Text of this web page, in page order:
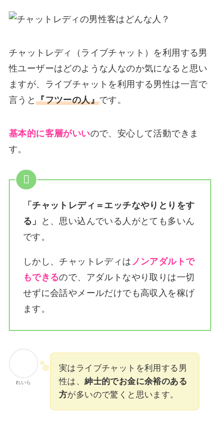
チャットレディ（ライブチャット）を利用する男
性ユーザーはどのような人なのか気になると思い
ますが、ライブチャットを利用する男性は一言で
言うと『フツーの人』です。
基本的に客層がいいので、安心して活動できま
す。
「チャットレディ＝エッチなやりとりをす
る」
と、思い込んでいる人がとても多いん
です。
しかし、チャットレディは ノンアダルトで
もできるので、アダルトなやり取りは一切
せずに会話やメールだけでも高収入を稼げ
ます。
れいら
実はライブチャットを利用する男
性は、紳士的でお金に余裕のある
方が多いので驚くと思います。